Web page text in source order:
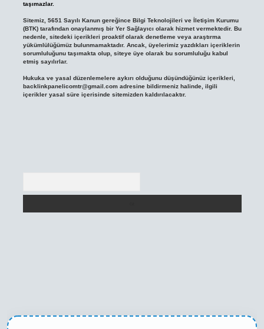
taşımazlar.
Sitemiz, 5651 Sayılı Kanun gereğince Bilgi Teknolojileri ve İletişim Kurumu
(BTK) tarafından onaylanmış bir Yer Sağlayıcı olarak hizmet vermektedir. Bu
nedenle, sitedeki içerikleri proaktif olarak denetleme veya araştırma
yükümlülüğümüz bulunmamaktadır. Ancak, üyelerimiz yazdıkları içeriklerin
sorumluluğunu taşımakta olup, siteye üye olarak bu sorumluluğu kabul
etmiş sayılırlar.
Hukuka ve yasal düzenlemelere aykırı olduğunu düşündüğünüz içerikleri,
backlinkpanelicomtr@gmail.comadresine bildirmeniz halinde, ilgili
içerikler yasal süre içerisinde sitemizden kaldırılacaktır.